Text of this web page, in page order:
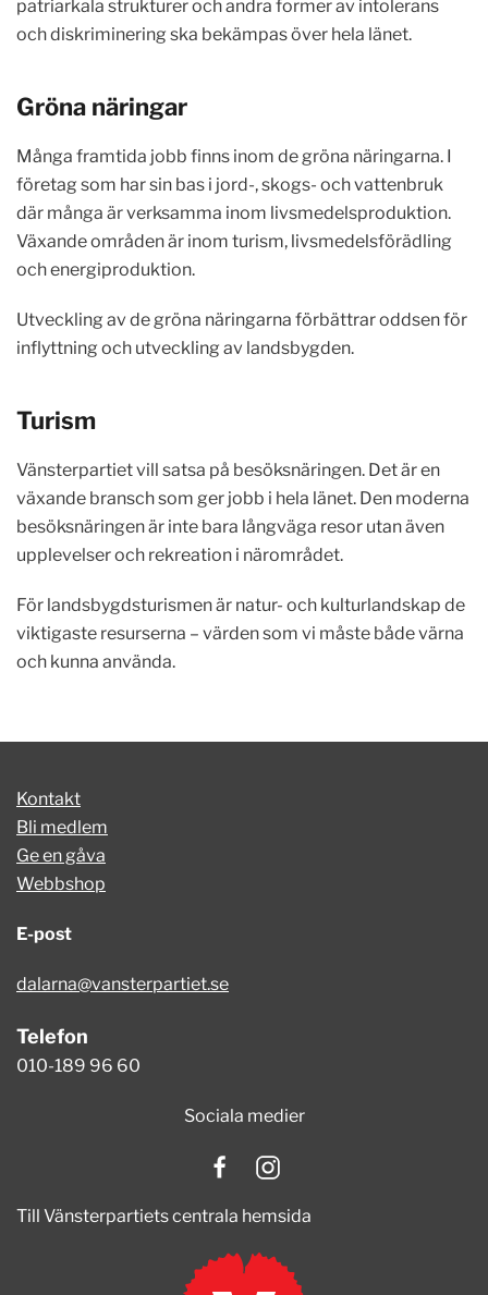
patriarkala strukturer och andra former av intolerans
och diskriminering ska bekämpas över hela länet.
Gröna näringar
Många framtida jobb finns inom de gröna näringarna. I
företag som har sin bas i jord-, skogs- och vattenbruk
där många är verksamma inom livsmedelsproduktion.
Växande områden är inom turism, livsmedelsförädling
och energiproduktion.
Utveckling av de gröna näringarna förbättrar oddsen för
inflyttning och utveckling av landsbygden.
Turism
Vänsterpartiet vill satsa på besöksnäringen. Det är en
växande bransch som ger jobb i hela länet. Den moderna
besöksnäringen är inte bara långväga resor utan även
upplevelser och rekreation i närområdet.
För landsbygdsturismen är natur- och kulturlandskap de
viktigaste resurserna – värden som vi måste både värna
och kunna använda.
Kontakt
Bli medlem
Ge en gåva
Webbshop
E-post
dalarna@vansterpartiet.se
Telefon
010-189 96 60
Sociala medier
Till Vänsterpartiets centrala hemsida